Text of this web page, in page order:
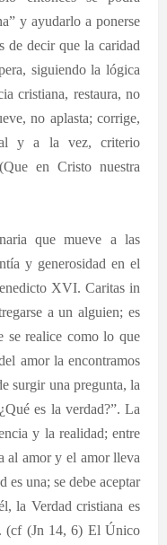
y ayudarlo a ponerse
de decir que la caridad
siguiendo la lógica
cristiana, restaura, no
no aplasta; corrige,
y a la vez, criterio
en Cristo nuestra
que mueve a las
y generosidad en el
XVI. Caritas in
a un alguien; es
se realice como lo que
amor la encontramos
surgir una pregunta, la
es la verdad?”. La
y la realidad; entre
al amor y el amor lleva
es una; se debe aceptar
la Verdad cristiana es
(cf (Jn 14, 6) El Único